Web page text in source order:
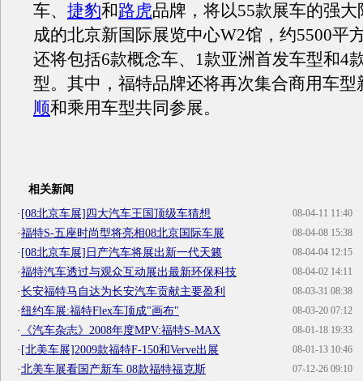
车、 捷豹和路虎品牌，将以55款展车的强
成的北京新国际展览中心W2馆，约5500平
还将包括6款概念车、1款亚洲首发车型和4
型。其中，福特品牌还将再次集合商用车型
顺和乘用车型共同参展。
相关新闻
08-04-11 11:40
·[08北京车展]四大汽车王国顶级车猜想
08-04-08 15:38
·福特S-五座时尚型将亮相08北京国际车展
08-04-04 12:15
·[08北京车展]日产汽车将展出新一代天籁
08-04-02 14:11
·福特汽车透过与观众互动展出最新环保科技
08-03-31 08:38
·长安福特马自达为长安汽车贡献主要盈利
08-03-20 07:12
·纽约车展:福特Flex车顶成"画布"
08-01-18 19:33
· 《汽车杂志》2008年度MPV:福特S-MAX
08-01-13 10:46
·[北美车展]2009款福特F-150和Verve出展
07-12-26 09:10
·北美车展看国产新车 08款福特福克斯